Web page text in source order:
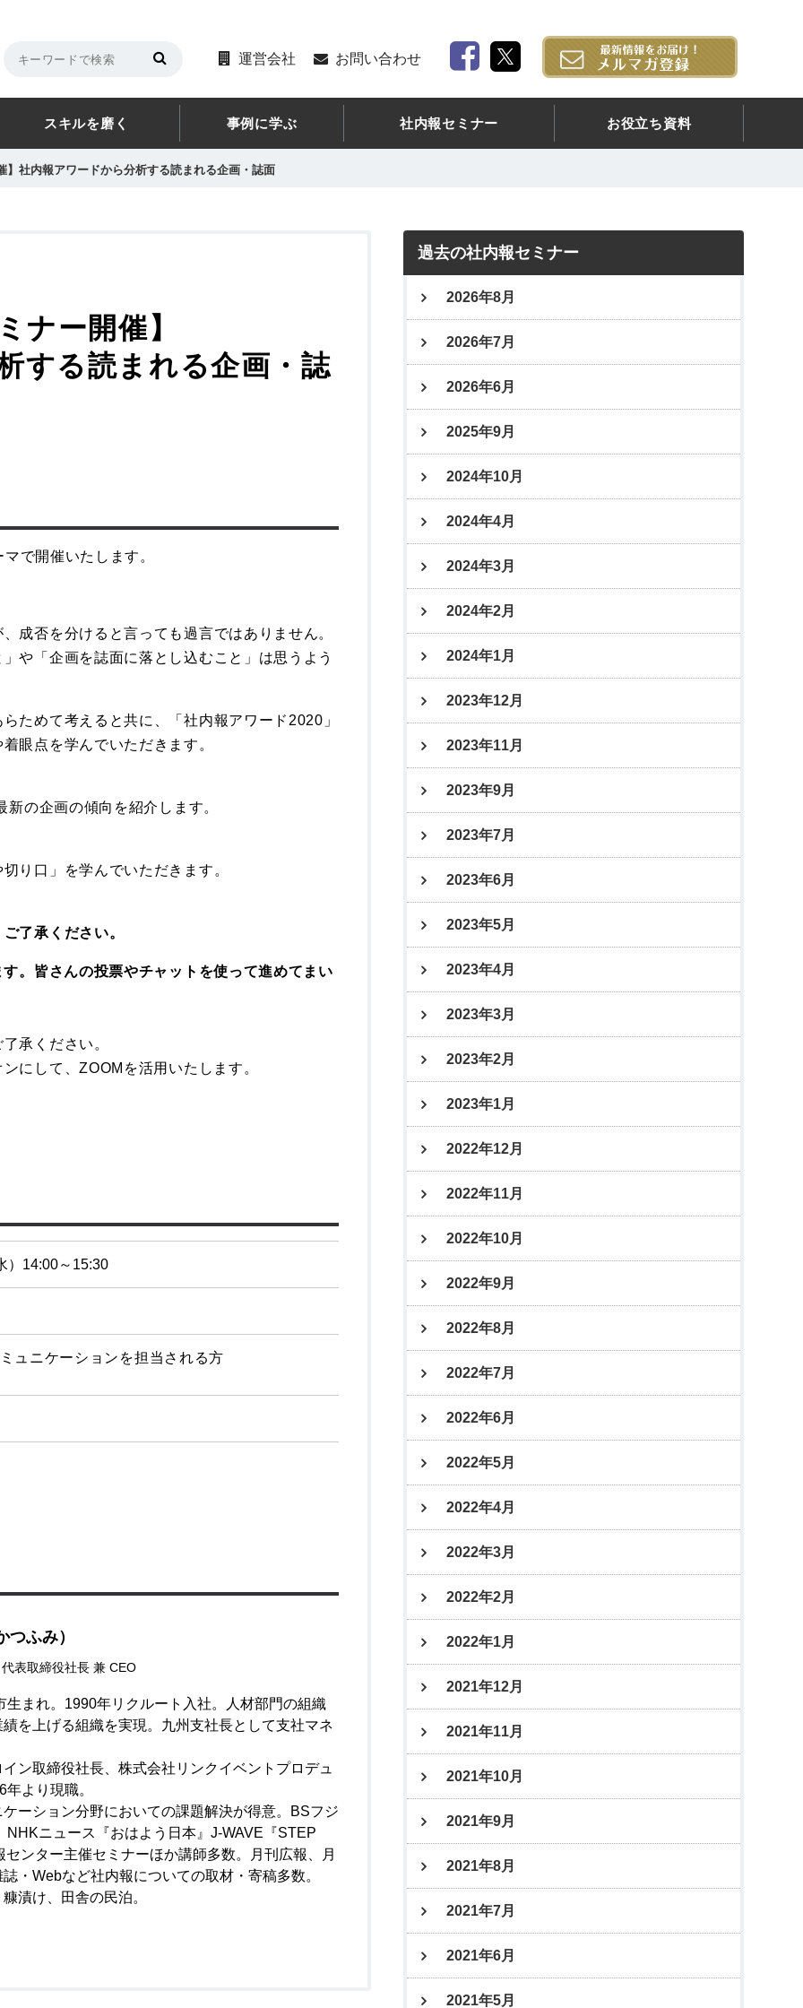
運営会社 お問い合わせ
スキルを磨く 事例に学ぶ 社内報セミナー お役立ち資料
】社内報アワードから分析する読まれる企画・誌面
ナー開催】
する読まれる企画・誌
で開催いたします。
成否を分けると言っても過言ではありません。
や「企画を誌面に落とし込むこと」は思うよう
ためて考えると共に、「社内報アワード2020」
眼点を学んでいただきます。
の企画の傾向を紹介します。
り口」を学んでいただきます。
了承ください。
。皆さんの投票やチャットを使って進めてまい
承ください。
にして、ZOOMを活用いたします。
）14:00～15:30
ュニケーションを担当される方
ふみ）
表取締役社長 兼 CEO
生まれ。1990年リクルート入社。人材部門の組織
を上げる組織を実現。九州支社長として支社マネ
ン取締役社長、株式会社リンクイベントプロデュ
より現職。
ーション分野においての課題解決が得意。BSフジ
NHKニュース『おはよう日本』J-WAVE『STEP
ンター主催セミナーほか講師多数。月刊広報、月
・Webなど社内報についての取材・寄稿多数。
漬け、田舎の民泊。
過去の社内報セミナー
2026年8月
2026年7月
2026年6月
2025年9月
2024年10月
2024年4月
2024年3月
2024年2月
2024年1月
2023年12月
2023年11月
2023年9月
2023年7月
2023年6月
2023年5月
2023年4月
2023年3月
2023年2月
2023年1月
2022年12月
2022年11月
2022年10月
2022年9月
2022年8月
2022年7月
2022年6月
2022年5月
2022年4月
2022年3月
2022年2月
2022年1月
2021年12月
2021年11月
2021年10月
2021年9月
2021年8月
2021年7月
2021年6月
2021年5月